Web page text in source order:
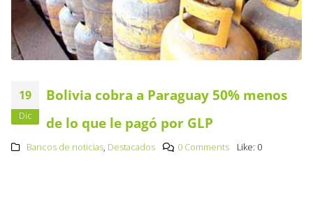
19
Dic
Bolivia cobra a Paraguay 50% menos
de lo que le pagó por GLP
Bancos de noticias, Destacados 0 Comments Like: 0